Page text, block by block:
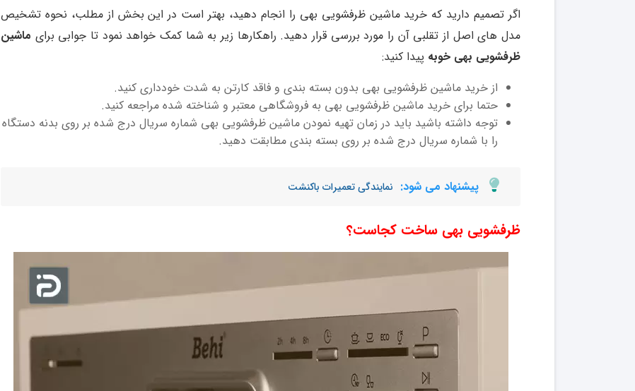
اگر تصمیم دارید که خرید ماشین ظرفشویی بهی را انجام دهید، بهتر است در این بخش از مطلب، نحوه تشخیص
مدل های اصل از تقلبی آن را مورد بررسی قرار دهید. راهکارها زیر به شما کمک خواهد نمود تا جوابی برای ماشین
ظرفشویی بهی خوبه پیدا کنید:
از خرید ماشین ظرفشویی بهی بدون بسته بندی و فاقد کارتن به شدت خودداری کنید.
حتما برای خرید ماشین ظرفشویی بهی به فروشگاهی معتبر و شناخته شده مراجعه کنید.
توجه داشته باشید باید در زمان تهیه نمودن ماشین ظرفشویی بهی شماره سریال درج شده بر روی بدنه دستگاه
را با شماره سریال درج شده بر روی بسته بندی مطابقت دهید.
پیشنهاد می شود: نمایندگی تعمیرات باکنشت
ظرفشویی بهی ساخت کجاست؟